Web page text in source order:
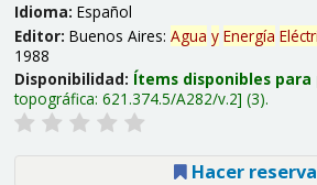
Idioma: Español
Editor: Buenos Aires: Agua y Energía
1988
Disponibilidad: Ítems disponibles
topográfica: 621.374.5/A282/v.2 (3).
Hacer reserva